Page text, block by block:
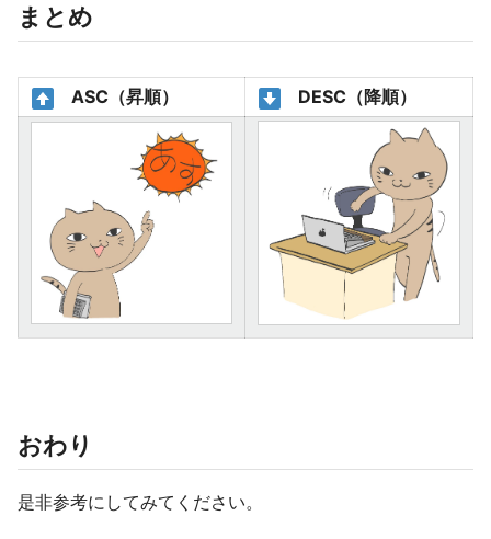
まとめ
ASC（昇順） DESC（降順）
おわり
是非参考にしてみてください。